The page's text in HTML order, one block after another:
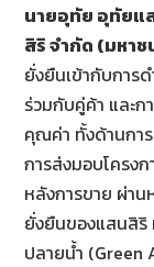
นายอุทัย อุทัยแ
สิริ จำกัด (มหาช
ยั่งยืนเข้ากับการ
ร่วมกับคู่ค้า และ
คุณค่า ทั้งด้านกา
การส่งมอบโครง
หลังการขาย ผ่า
ยั่งยืนของแสนสิริ
ปลายน้ำ (Green